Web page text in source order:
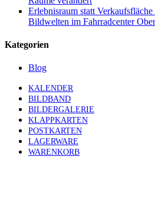
Erlebnisraum statt
Bildwelten im Fahrradcenter
Kategorien
Blog
KALENDER
BILDBAND
BILDERGALERIE
KLAPPKARTEN
POSTKARTEN
LAGERWARE
WARENKORB